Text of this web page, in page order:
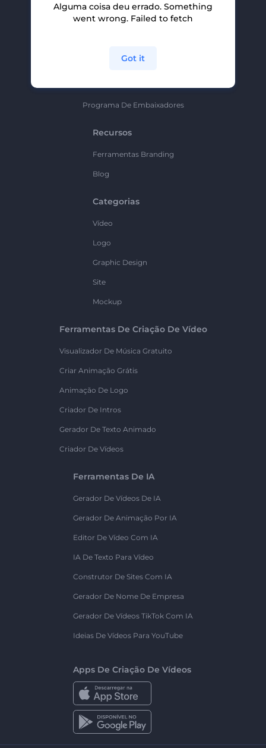
Programa De Afiliados
Programa De Embaixadores
Recursos
Ferramentas Branding
Blog
Categorias
Vídeo
Logo
Graphic Design
Site
Mockup
Ferramentas De Criação De Vídeo
Visualizador De Música Gratuito
Criar Animação Grátis
Animação De Logo
Criador De Intros
Gerador De Texto Animado
Criador De Vídeos
Ferramentas De IA
Gerador De Vídeos De IA
Gerador De Animação Por IA
Editor De Vídeo Com IA
IA De Texto Para Vídeo
Construtor De Sites Com IA
Gerador De Nome De Empresa
Gerador De Vídeos TikTok Com IA
Ideias De Vídeos Para YouTube
Apps De Criação De Vídeos
Alguma coisa deu errado. Something
went wrong. Failed to fetch
Got it